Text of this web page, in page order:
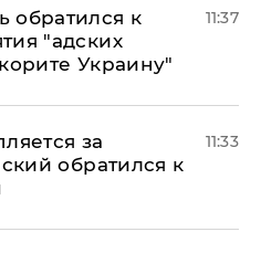
обратился к
"адских
Украину"
11:37
за
обратился к
11:33